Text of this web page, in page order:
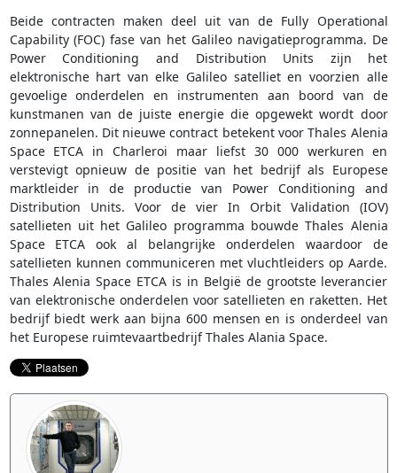
Beide contracten maken deel uit van de Fully Operational
Capability (FOC) fase van het Galileo navigatieprogramma. De
Power Conditioning and Distribution Units zijn het
elektronische hart van elke Galileo satelliet en voorzien alle
gevoelige onderdelen en instrumenten aan boord van de
kunstmanen van de juiste energie die opgewekt wordt door
zonnepanelen. Dit nieuwe contract betekent voor Thales Alenia
Space ETCA in Charleroi maar liefst 30 000 werkuren en
verstevigt opnieuw de positie van het bedrijf als Europese
marktleider in de productie van Power Conditioning and
Distribution Units. Voor de vier In Orbit Validation (IOV)
satellieten uit het Galileo programma bouwde Thales Alenia
Space ETCA ook al belangrijke onderdelen waardoor de
satellieten kunnen communiceren met vluchtleiders op Aarde.
Thales Alenia Space ETCA is in België de grootste leverancier
van elektronische onderdelen voor satellieten en raketten. Het
bedrijf biedt werk aan bijna 600 mensen en is onderdeel van
het Europese ruimtevaartbedrijf Thales Alania Space.